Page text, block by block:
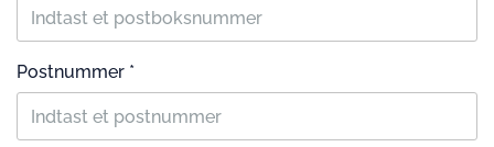
Postnummer *